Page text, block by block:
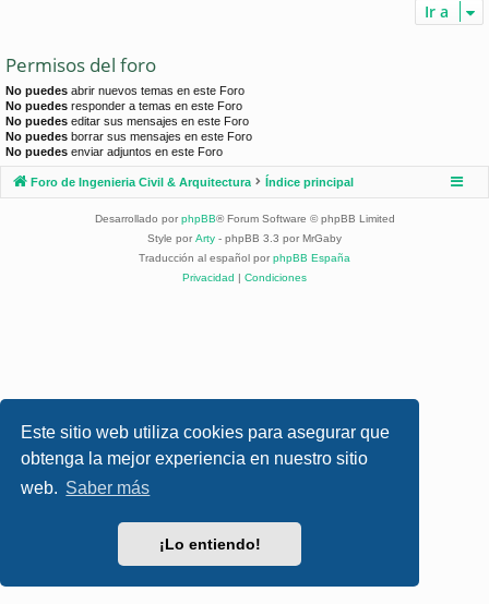
Este sitio web utiliza cookies para asegurar que
obtenga la mejor experiencia en nuestro sitio
web. Saber más
¡Lo entiendo!
Ir a
Permisos del foro
No puedes abrir nuevos temas en este Foro
No puedes responder a temas en este Foro
No puedes editar sus mensajes en este Foro
No puedes borrar sus mensajes en este Foro
No puedes enviar adjuntos en este Foro
Foro de Ingenieria Civil & Arquitectura Índice principal
Desarrollado por phpBB® Forum Software © phpBB Limited
Style por Arty - phpBB 3.3 por MrGaby
Traducción al español por phpBB España
Privacidad | Condiciones